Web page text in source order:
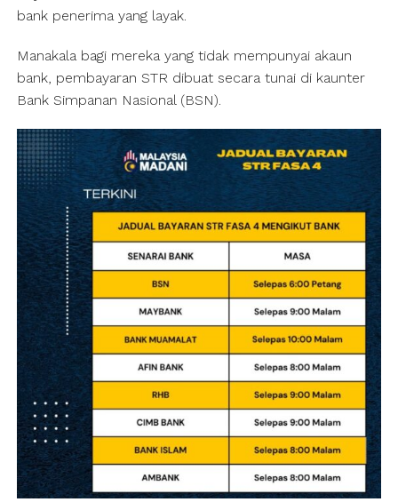
bank penerima yang layak.
Manakala bagi mereka yang tidak mempunyai akaun
bank, pembayaran STR dibuat secara tunai di kaunter
Bank Simpanan Nasional (BSN).